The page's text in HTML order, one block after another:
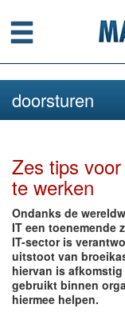
Menu
doorsturen
Zes tips
te werken
Ondanks de
IT een toenemende
IT-sector is
uitstoot van
hiervan is
gebruikt binnen
hiermee helpen.